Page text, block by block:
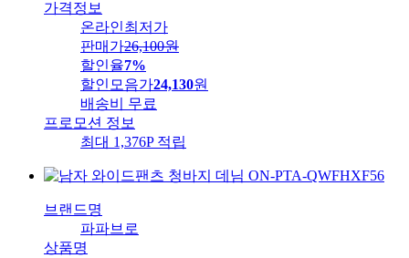
가격정보
온라인최저가
판매가26,100원
할인율7%
할인모음가24,130원
배송비
무료
프로모션 정보
최대 1,376P 적립
브랜드명
파파브로
상품명